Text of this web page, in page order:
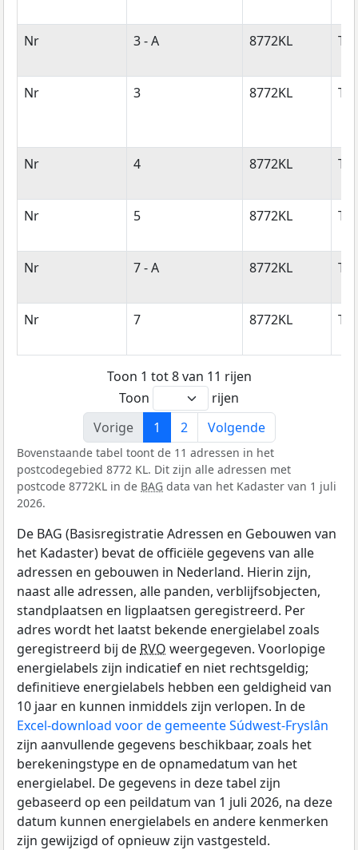
Nr 3 - A 8772KL
Nr 3 8772KL
Nr 4 8772KL
Nr 5 8772KL
Nr 7 - A 8772KL
Nr 7 8772KL
Toon 1 tot 8 van 11 rijen
Toon
rijen
Vorige
1 2 Volgende
Bovenstaande tabel toont de 11 adressen in het
postcodegebied 8772 KL. Dit zijn alle adressen met
postcode 8772KL in de BAG data van het Kadaster van 1 juli
2026.
De BAG (Basisregistratie Adressen en Gebouwen van
het Kadaster) bevat de officiële gegevens van alle
adressen en gebouwen in Nederland. Hierin zijn,
naast alle adressen, alle panden, verblijfsobjecten,
standplaatsen en ligplaatsen geregistreerd. Per
adres wordt het laatst bekende energielabel zoals
geregistreerd bij de RVO weergegeven. Voorlopige
energielabels zijn indicatief en niet rechtsgeldig;
definitieve energielabels hebben een geldigheid van
10 jaar en kunnen inmiddels zijn verlopen. In de
Excel-download voor de gemeente Súdwest-Fryslân
zijn aanvullende gegevens beschikbaar, zoals het
berekeningstype en de opnamedatum van het
energielabel. De gegevens in deze tabel zijn
gebaseerd op een peildatum van 1 juli 2026, na deze
datum kunnen energielabels en andere kenmerken
zijn gewijzigd of opnieuw zijn vastgesteld.